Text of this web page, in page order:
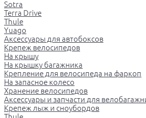
Sotra
Terra Drive
Thule
Yuago
Аксессуары для автобоксов
Крепеж велосипедов
На крышу
На крышку багажника
Крепление для велосипеда на фаркоп
На запасное колесо
Хранение велосипедов
Аксессуары и запчасти для
Крепеж лыж и сноубордов